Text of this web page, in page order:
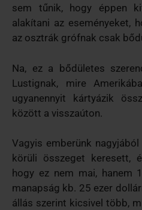
sem tűnik, hogy éppen
alakítani az eseményeket,
az osztrák grófnak csak
Na, ez a bődületes
Lustignak, mire
ugyanennyit kártyázik
között a visszaúton.
Vagyis emberünk
körüli összeget keresett,
hogy ez nem mai, hanem
manapság kb. 25 ezer
állás szerint kicsivel több,